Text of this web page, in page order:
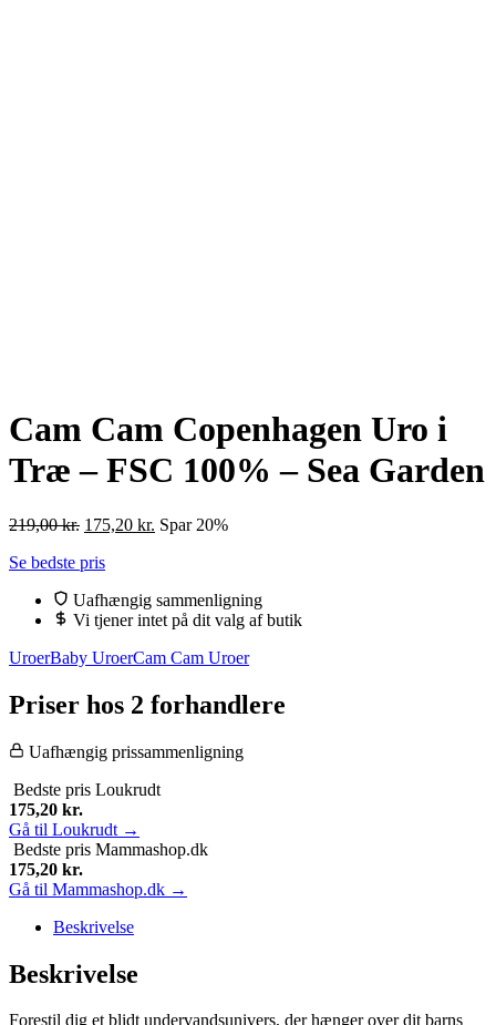
Cam Cam Copenhagen Uro i
Træ – FSC 100% – Sea Garden
219,00kr. Den
pris
219,00 kr..
175,20 kr. Den
175,20 kr..
Spar 20%
Se bedste pris
Uafhængig sammenligning
Vi tjener intet på dit valg af butik
UroerBaby UroerCam Cam Uroer
Priser hos 2 forhandlere
Uafhængig prissammenligning
Bedste pris Loukrudt
175,20 kr.
Gå til Loukrudt →
Bedste pris Mammashop.dk
175,20 kr.
Gå til Mammashop.dk →
Beskrivelse
Beskrivelse
Forestil dig et blidt undervandsunivers, der hænger over dit barns